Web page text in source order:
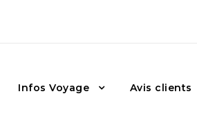
Infos Voyage Avis clients